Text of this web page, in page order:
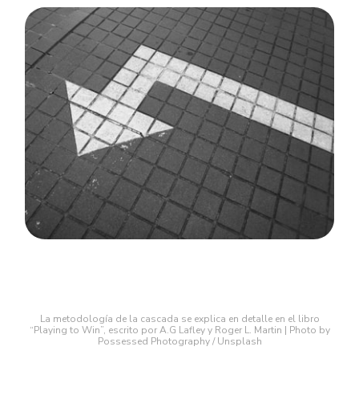
La metodología de la cascada se explica en detalle en el libro
“Playing to Win”, escrito por A.G Lafley y Roger L. Martin | Photo by
Possessed Photography/Unsplash